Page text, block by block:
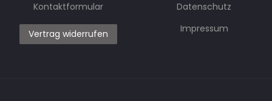
Kontaktformular
Vertrag widerrufen
Datenschutz
Impressum